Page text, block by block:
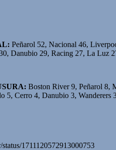
Peñarol 52, Nacional 46,
Danubio 29, Racing 27, La Luz
Boston River 9, Peñarol 8,
5, Cerro 4, Danubio 3, Wanderers
1711120572913000753